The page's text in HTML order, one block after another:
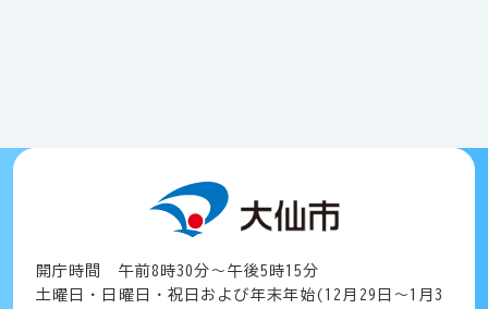
開庁時間 午前8時30分～午後5時15分
土曜日・日曜日・祝日および年末年始(12月29日～1月3